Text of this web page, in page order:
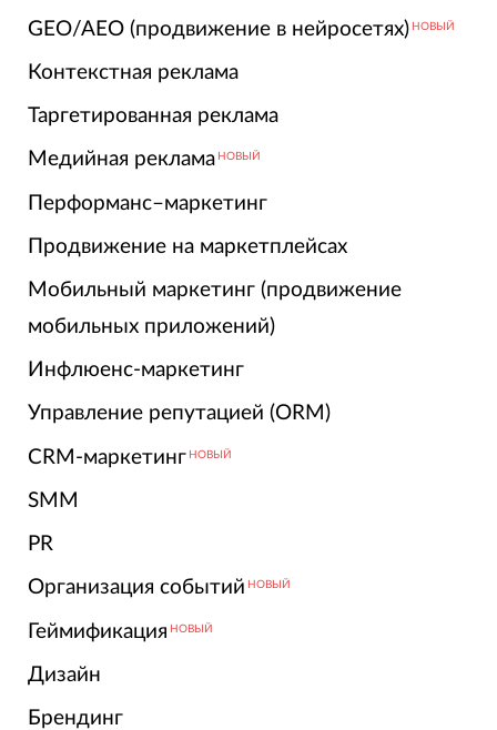
GEO/AEO (продвижение в нейросетях) НОВЫЙ
Контекстная реклама
Таргетированная реклама
Медийная реклама НОВЫЙ
Перформанс–маркетинг
Продвижение на маркетплейсах
Мобильный маркетинг (продвижение
мобильных приложений)
Инфлюенс-маркетинг
Управление репутацией (ORM)
CRM-маркетинг НОВЫЙ
SMM
PR
Организация событий НОВЫЙ
Геймификация НОВЫЙ
Дизайн
Брендинг